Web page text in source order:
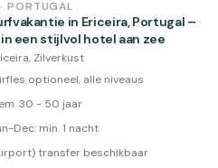
PORTUGAL
in Ericeira, Portugal –
een stijlvol hotel aan zee
Zilverkust
optioneel, alle niveaus
30 - 50 jaar
Dec: min. 1 nacht
transfer beschikbaar